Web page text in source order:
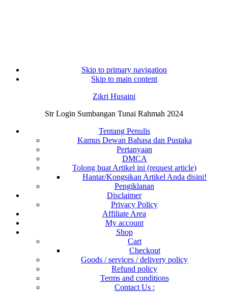
Skip to primary navigation
Skip to main content
Zikri Husaini
Str Login Sumbangan Tunai Rahmah 2024
Tentang Penulis
Kamus Dewan Bahasa dan Pustaka
Pertanyaan
DMCA
Tolong buat Artikel ini (request article)
Hantar/Kongsikan Artikel Anda disini!
Pengiklanan
Disclaimer
Privacy Policy
Affiliate Area
My account
Shop
Cart
Checkout
Goods / services / delivery policy
Refund policy
Terms and conditions
Contact Us :